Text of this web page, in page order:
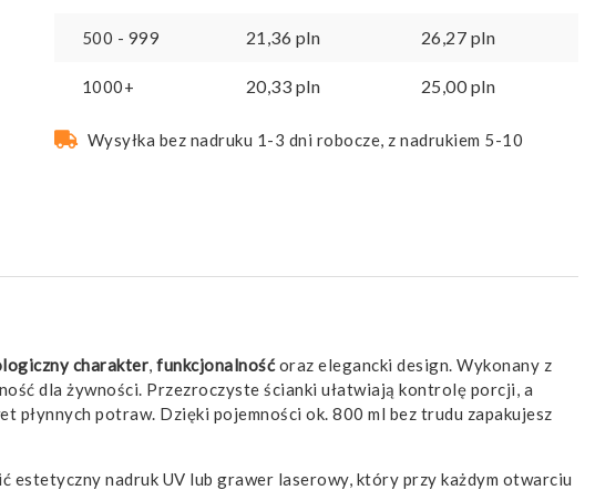
500 - 999 21,36 pln 26,27 pln
1000+ 20,33 pln 25,00pln
Wysyłka bez nadruku 1-3 dni robocze, z nadrukiem 5-10
charakter, funkcjonalnośćoraz elegancki design. Wykonany z
dla żywności. Przezroczyste ścianki ułatwiają kontrolę porcji, a
płynnych potraw. Dzięki pojemności ok. 800 ml bez trudu zapakujesz
estetyczny nadruk UV lub grawer laserowy, który przy każdym otwarciu